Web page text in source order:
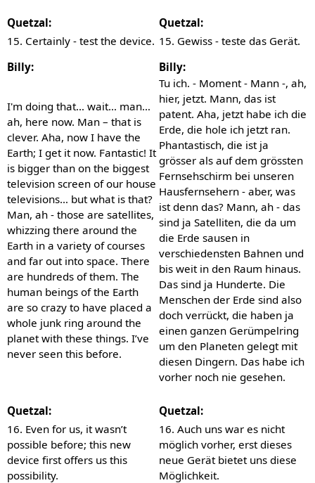
Quetzal:
Quetzal:
15. Certainly - test the device. 15. Gewiss - teste das Gerät.
Billy:
Billy:
I'm doing that… wait… man…
ah, here now. Man – that is
clever. Aha, now I have the
Earth; I get it now. Fantastic! It
is bigger than on the biggest
television screen of our house
televisions… but what is that?
Man, ah - those are satellites,
whizzing there around the
Earth in a variety of courses
and far out into space. There
are hundreds of them. The
human beings of the Earth
are so crazy to have placed a
whole junk ring around the
planet with these things. I’ve
never seen this before.
Tu ich. - Moment - Mann -, ah,
hier, jetzt. Mann, das ist
patent. Aha, jetzt habe ich die
Erde, die hole ich jetzt ran.
Phantastisch, die ist ja
grösser als auf dem grössten
Fernsehschirm bei unseren
Hausfernsehern - aber, was
ist denn das? Mann, ah - das
sind ja Satelliten, die da um
die Erde sausen in
verschiedensten Bahnen und
bis weit in den Raum hinaus.
Das sind ja Hunderte. Die
Menschen der Erde sind also
doch verrückt, die haben ja
einen ganzen Gerümpelring
um den Planeten gelegt mit
diesen Dingern. Das habe ich
vorher noch nie gesehen.
Quetzal:
Quetzal:
16. Even for us, it wasn’t
possible before; this new
device first offers us this
possibility.
16. Auch uns war es nicht
möglich vorher, erst dieses
neue Gerät bietet uns diese
Möglichkeit.